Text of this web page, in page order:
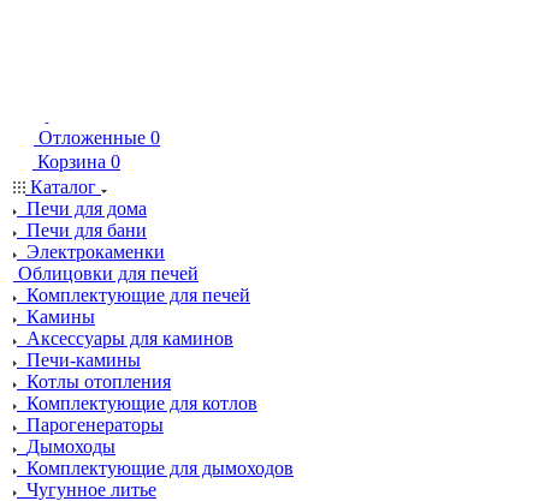
Отложенные 0
Корзина 0
Каталог
Печи для дома
Печи для бани
Электрокаменки
Облицовки для печей
Комплектующие для печей
Камины
Аксессуары для каминов
Печи-камины
Котлы отопления
Комплектующие для котлов
Парогенераторы
Дымоходы
Комплектующие для дымоходов
Чугунное литье